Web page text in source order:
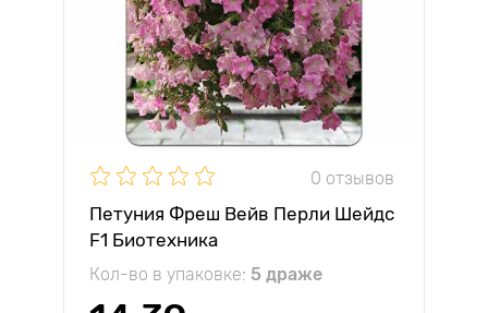
0 отзывов
Петуния Фреш Вейв Перли Шейдс
F1 Биотехника
Кол-во в упаковке: 5 драже